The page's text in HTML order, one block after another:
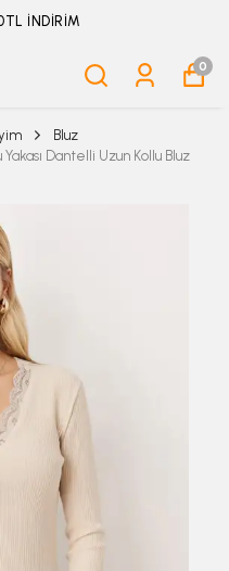
TALEBİ İÇİN TIKLA
0
Bluz
Yakası Dantelli Uzun Kollu Bluz